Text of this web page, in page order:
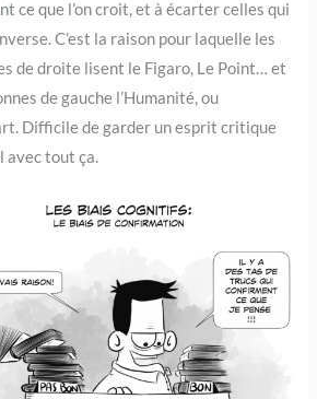
ce que l’on croit, et à écarter celles qui
C’est la raison pour laquelle les
de droite lisent le Figaro, Le Point… et
de gauche l’Humanité, ou
Difficile de garder un esprit critique
avec tout ça.